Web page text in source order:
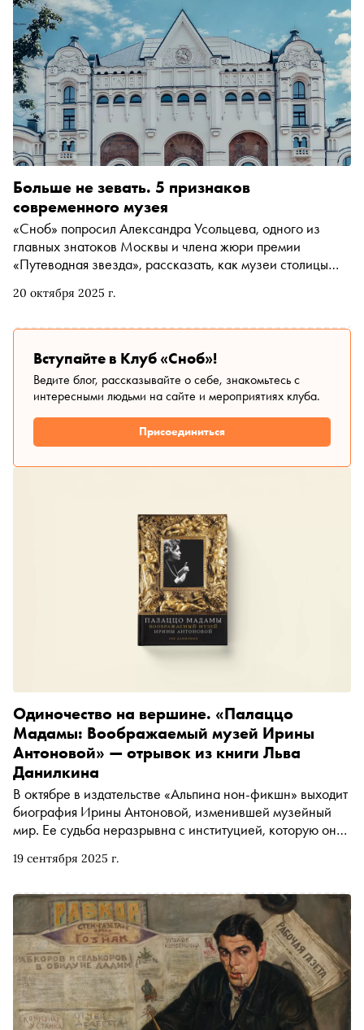
20 октября 2025 г.
Больше не зевать. 5 признаков
современного музея
«Сноб» попросил Александра Усольцева, одного из
главных знатоков Москвы и члена жюри премии
«Путеводная звезда», рассказать, как музеи столицы
Вступайте в Клуб «Сноб»!
Ведите блог, рассказывайте о себе, знакомьтесь с
интересными людьми на сайте и мероприятиях клуба.
Присоединиться
19 сентября 2025 г.
Одиночество на вершине. «Палаццо
Мадамы: Воображаемый музей Ирины
Антоновой» — отрывок из книги Льва
Данилкина
В октябре в издательстве «Альпина нон-фикшн» выходит
биография Ирины Антоновой, изменившей музейный
мир. Ее судьба неразрывна с институцией, которую она
изобразительных искусств имени Пушкина. «Сноб»